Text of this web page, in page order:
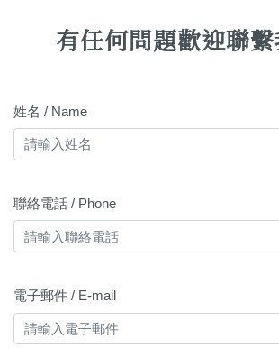
有任何問題歡迎聯繫
姓名 / Name
聯絡電話 / Phone
電子郵件 / E-mail